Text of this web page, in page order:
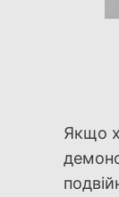
Якщо